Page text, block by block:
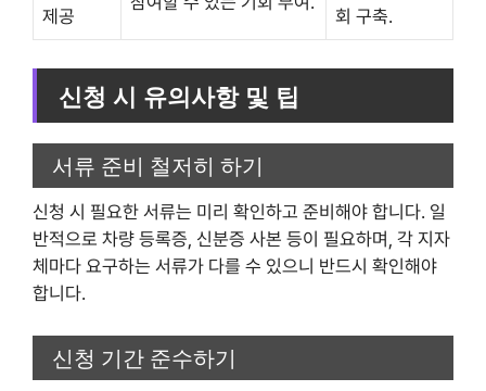
제공
회 구축.
신청 시 유의사항 및 팁
서류 준비 철저히 하기
신청 시 필요한 서류는 미리 확인하고 준비해야 합니다. 일
반적으로 차량 등록증, 신분증 사본 등이 필요하며, 각 지자
체마다 요구하는 서류가 다를 수 있으니 반드시 확인해야
합니다.
신청 기간 준수하기